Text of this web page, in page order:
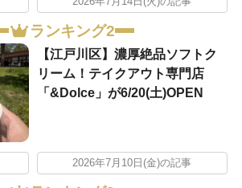
ランキング2
【江戸川区】濃厚絶品ソフトク
リーム！テイクアウト専門店
「&Dolce」が6/20(土)OPEN
2026年7月10日(金)の記事